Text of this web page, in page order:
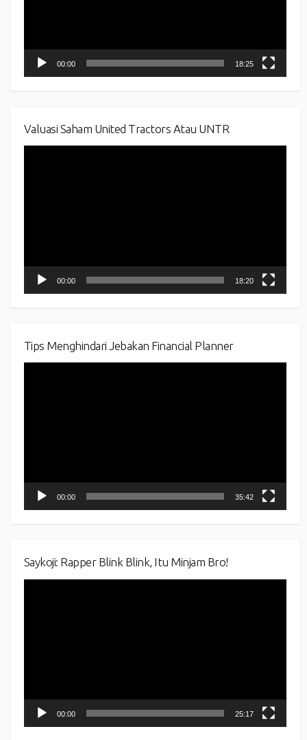
00:00 18:25
Valuasi Saham United Tractors Atau UNTR
00:00 18:20
Tips Menghindari Jebakan Financial Planner
00:00 35:42
Saykoji: Rapper Blink Blink, Itu Minjam Bro!
00:00 25:17